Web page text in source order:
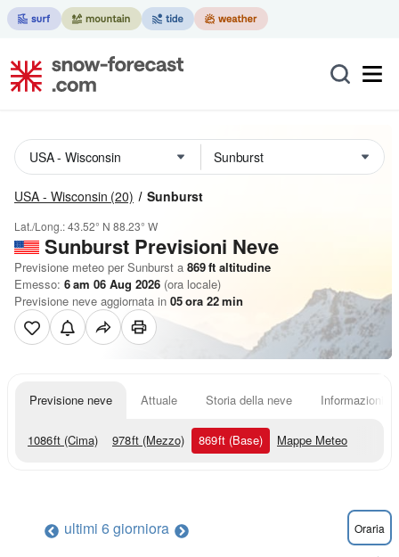
USA - Wisconsin (20) Sunburst
Lat./Long.:43.52° N 88.23° W
Sunburst Previsioni Neve
Previsione meteo per Sunburst a 869ft altitudine
Emesso: 6 am 06 Aug 2026 (ora locale)
Previsione neve aggiornata in 05ora 22min
Previsione neve Attuale Storia della neve Informazioni
1086ft (Cima) 978ft (Mezzo) 869ft (Base) Mappe Meteo
ultimi 6 giorniora Oraria